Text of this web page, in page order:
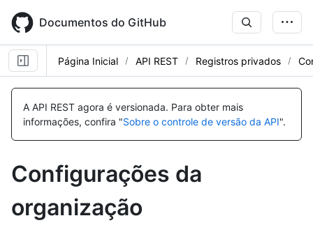
main
content
Documentos do GitHub
Página Inicial API REST Registros privados
A API REST agora é versionada. Para obter mais
informações, confira "Sobre o controle de versão da API".
Configurações da
organização
Nome,
Tipo,
Descrição
Nome,
Tipo,
Descrição
Nome,
Tipo,
Descrição
Nome,
Tipo,
Descrição
Nome,
Tipo,
Descrição
Nome,
Tipo,
Descrição
Nome,
Tipo,
Descrição
Nome,
Tipo,
Descrição
Nome,
Tipo,
Descrição
Nome,
Tipo,
Descrição
Nome,
Tipo,
Descrição
Nome,
Tipo,
Descrição
Nome,
Tipo,
Descrição
Nome,
Tipo,
Descrição
Nome,
Tipo,
Descrição